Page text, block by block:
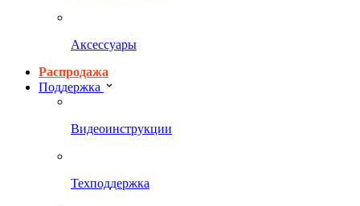
Аксессуары
Распродажа
Поддержка
Видеоинструкции
Техподдержка